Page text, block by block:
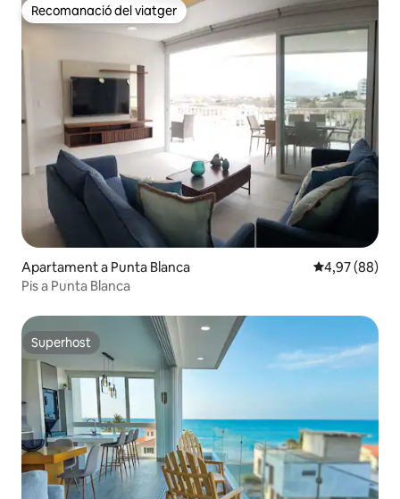
Recomanació del viatger
Recomanació del viatger
Apartament a Punta Blanca 4,97 de
4,97 (88)
Pis a Punta Blanca
Superhost
Superhost